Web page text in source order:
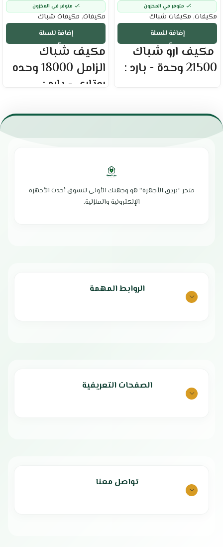
متوفر في المخزون
مكيفات, مكيفات شباك
إضافة للسلة
مكيف ارو شباك
21500 وحدة - بارد :
القدرة الاسمية : 2 طن
تبريد سريع
يجعلة مناسبا للمساحات الكبيرة
فلتر لتنقية الهواء سهل التنظيف
التحكم في درجة الحرارة بسهولة تامة
متوفر في المخزون
مكيفات, مكيفات شباك
إضافة للسلة
مكيف شباك
الزامل 18000 وحده
روتاري - بارد :
القدرة الإسمية : 1.5 طن
هيكل متين مقاوم للتأكل والصدأ
ريش داخلية متينة لتوزيع الهواء
متجر “بريق الأجهزة” هو وجهتك الأولى لتسوق أحدث الأجهزة
الإلكترونية والمنزلية.
الروابط المهمة
الصفحات التعريفية
تواصل معنا